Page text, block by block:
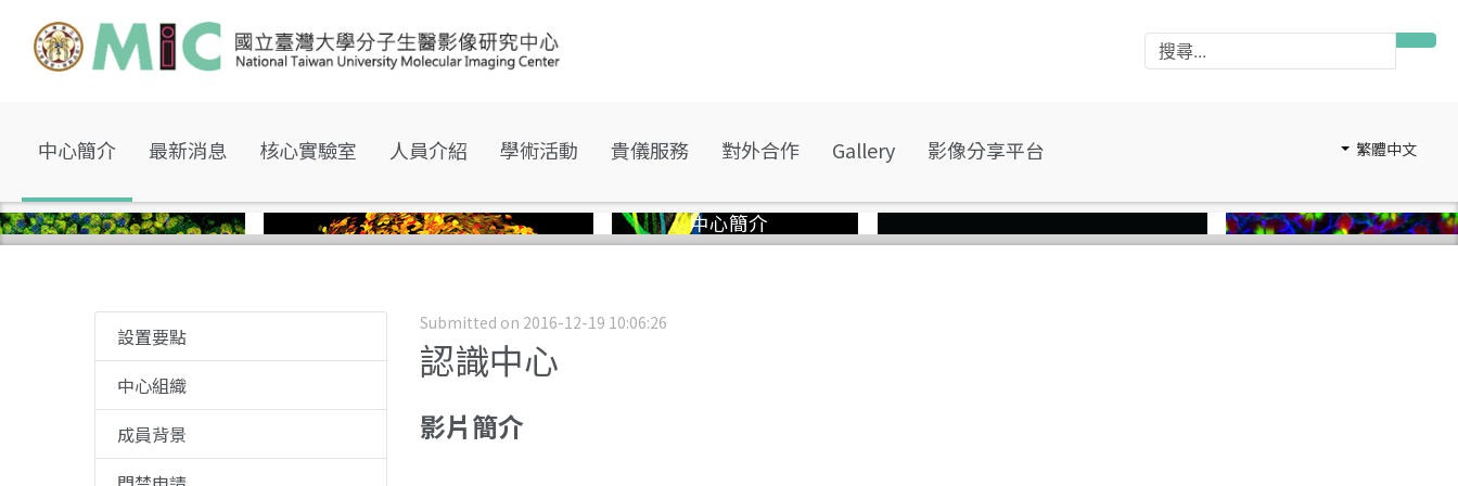
中心簡介 最新消息 核心實驗室 人員介紹 學術活動 貴儀服務 對外合作 Gallery 影像分享平台 繁體中文
中心簡介
設置要點
中心組織
成員背景
Submitted on 2016-12-19 10:06:26
認識中心
影片簡介